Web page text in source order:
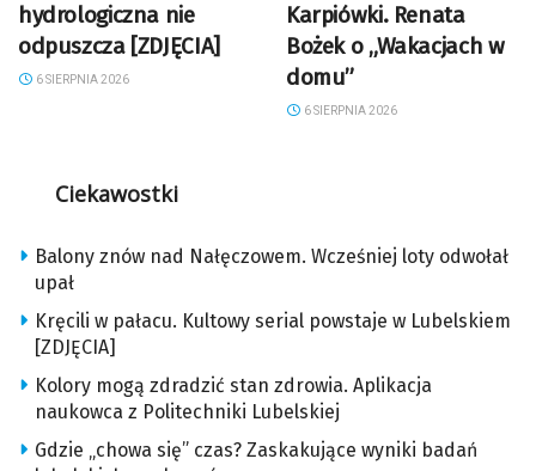
hydrologiczna nie
odpuszcza [ZDJĘCIA]
6 SIERPNIA 2026
Karpiówki. Renata
Bożek o „Wakacjach w
domu”
6 SIERPNIA 2026
Ciekawostki
Balony znów nad Nałęczowem. Wcześniej loty odwołał
upał
Kręcili w pałacu. Kultowy serial powstaje w Lubelskiem
[ZDJĘCIA]
Kolory mogą zdradzić stan zdrowia. Aplikacja
naukowca z Politechniki Lubelskiej
Gdzie „chowa się” czas? Zaskakujące wyniki badań